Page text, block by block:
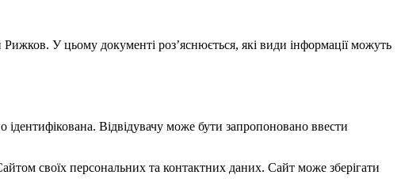
У цьому документі роз’яснюється, які види інформації можуть
ідентифікована. Відвідувачу може бути запропоновано ввести
своїх персональних та контактних даних. Сайт може зберігати